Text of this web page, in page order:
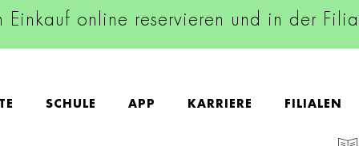
Einkauf online reservieren und in der
SCHULE APP KARRIERE FILIALEN